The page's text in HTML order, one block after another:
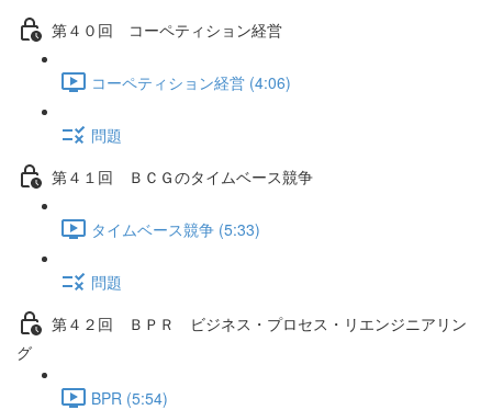
第４０回 コーペティション経営
コーペティション経営 (4:06)
問題
第４１回 ＢＣＧのタイムベース競争
タイムベース競争 (5:33)
問題
第４２回 ＢＰＲ ビジネス・プロセス・リエンジニアリン
グ
BPR (5:54)